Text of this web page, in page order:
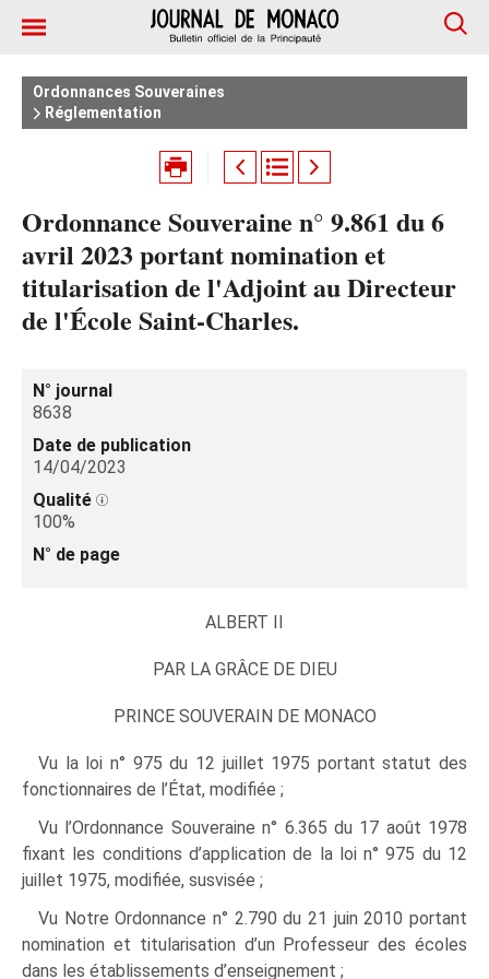
Ordonnances Souveraines
Réglementation
Ordonnance Souveraine n° 9.861 du 6
avril 2023 portant nomination et
titularisation de l'Adjoint au Directeur
de l'École Saint-Charles.
N° journal
8638
Date de publication
14/04/2023
Qualité
100%
N° de page
ALBERT II
PAR LA GRÂCE DE DIEU
PRINCE SOUVERAIN DE MONACO
Vu la loi n° 975 du 12 juillet 1975 portant statut des
fonctionnaires de l’État, modifiée ;
Vu l’Ordonnance Souveraine n° 6.365 du 17 août 1978
fixant les conditions d’application de la loi n° 975 du 12
juillet 1975, modifiée, susvisée ;
Vu Notre Ordonnance n° 2.790 du 21 juin 2010 portant
nomination et titularisation d’un Professeur des écoles
dans les établissements d’enseignement ;